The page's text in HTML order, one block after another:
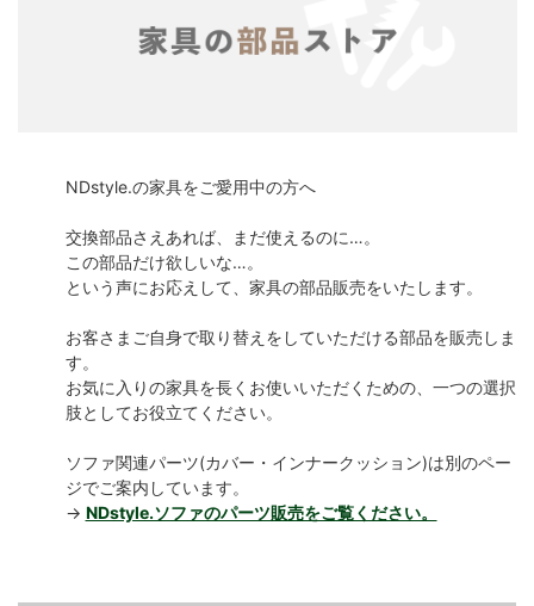
NDstyle.の家具をご愛用中の方へ
交換部品さえあれば、まだ使えるのに…。
この部品だけ欲しいな…。
という声にお応えして、家具の部品販売をいたします。
お客さまご自身で取り替えをしていただける部品を販売しま
す。
お気に入りの家具を長くお使いいただくための、一つの選択
肢としてお役立てください。
ソファ関連パーツ(カバー・インナークッション)は別のペー
ジでご案内しています。
→ NDstyle.ソファのパーツ販売をご覧ください。